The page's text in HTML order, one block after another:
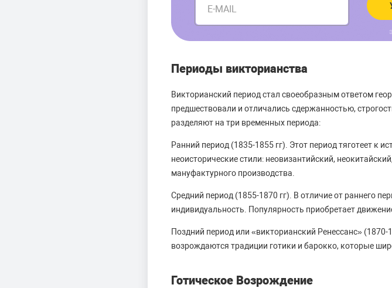
E-MAIL
Периоды викторианства
Викторианский период стал своеобразным ответом
предшествовали и отличались сдержанностью,
разделяют на три временных периода:
Ранний период (1835-1855 гг). Этот период тяготеет к
неоисторические стили: неовизантийский,
мануфактурного производства.
Средний период (1855-1870 гг). В отличие от раннего
индивидуальность. Популярность приобретает
Поздний период или «викторианский Ренессанс»
возрождаются традиции готики и барокко, которые
Готическое Возрождение